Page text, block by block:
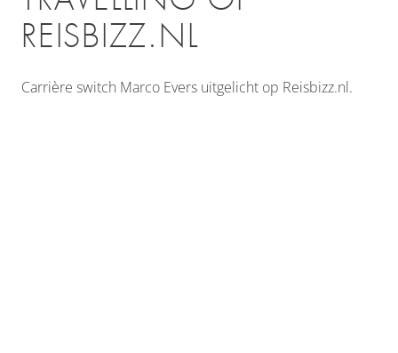
REISBIZZ.NL
Carrière switch Marco Evers uitgelicht op Reisbizz.nl.